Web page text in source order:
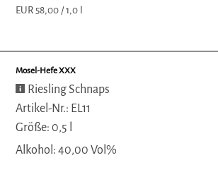
EUR 58,00 / 1,0 l
Mosel-Hefe XXX
Riesling Schnaps
Artikel-Nr.: EL11
Größe: 0,5 l
Alkohol: 40,00 Vol%